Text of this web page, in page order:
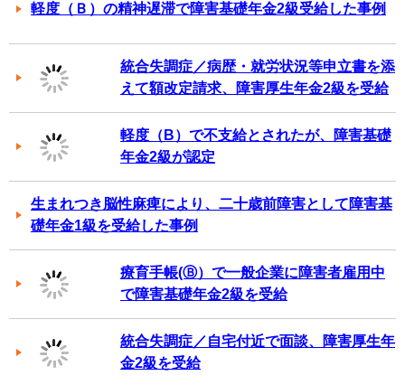
軽度（Ｂ）の精神遅滞で障害基礎年金2級受給した事例
統合失調症／病歴・就労状況等申立書を添
えて額改定請求、障害厚生年金2級を受給
軽度（B）で不支給とされたが、障害基礎
年金2級が認定
生まれつき脳性麻痺により、二十歳前障害として障害基
礎年金1級を受給した事例
療育手帳(Ⓑ）で一般企業に障害者雇用中
で障害基礎年金2級を受給
統合失調症／自宅付近で面談、障害厚生年
金2級を受給